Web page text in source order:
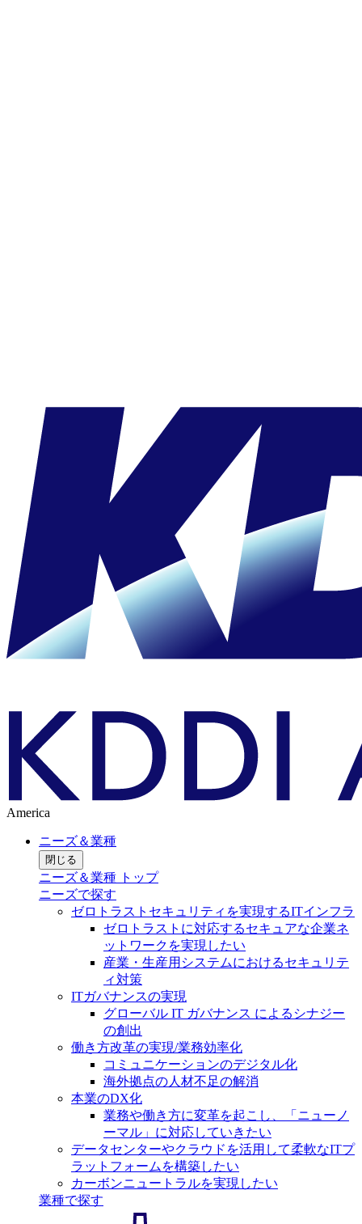
America
ニーズ＆業種
閉じる
ニーズ＆業種 トップ
ニーズで探す
ゼロトラストセキュリティを実現するITインフラ
ゼロトラストに対応するセキュアな企業ネ
ットワークを実現したい
産業・生産用システムにおけるセキュリテ
ィ対策
ITガバナンスの実現
グローバル IT ガバナンス によるシナジー
の創出
働き方改革の実現/業務効率化
コミュニケーションのデジタル化
海外拠点の人材不足の解消
本業のDX化
業務や働き方に変革を起こし、「ニューノ
ーマル」に対応していきたい
データセンターやクラウドを活用して柔軟なITプ
ラットフォームを構築したい
カーボンニュートラルを実現したい
業種で探す